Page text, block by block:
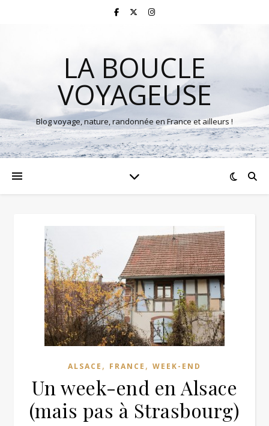
LA BOUCLE
VOYAGEUSE
Blog voyage, nature, randonnée en France et ailleurs !
ALSACE , FRANCE , WEEK-END
Un week-end en Alsace
(mais pas à Strasbourg)